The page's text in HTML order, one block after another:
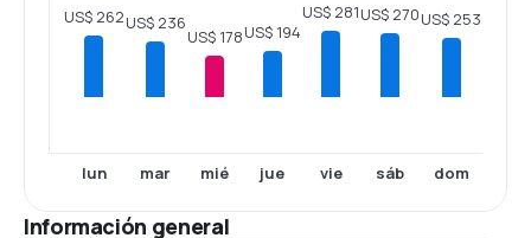
US$ 262
lun
US$ 236
mar
US$ 178
mié
US$ 194
jue
US$ 281
vie
US$ 270
sáb
US$ 253
dom
Información general